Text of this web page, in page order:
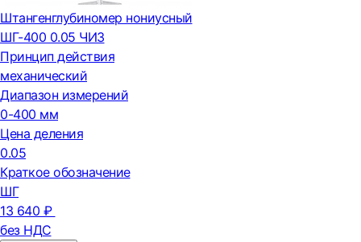
Штангенглубиномер нониусный
ШГ-400 0.05 ЧИЗ
Принцип действия
механический
Диапазон измерений
0-400 мм
Цена деления
0.05
Краткое обозначение
ШГ
13 640 ₽
без НДС